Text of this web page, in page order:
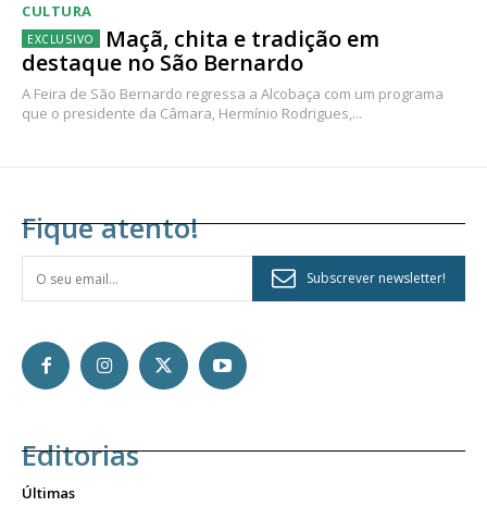
CULTURA
Maçã, chita e tradição em
destaque no São Bernardo
A Feira de São Bernardo regressa a Alcobaça com um programa
que o presidente da Câmara, Hermínio Rodrigues,...
Fique atento!
Subscrever newsletter!
Editorias
Últimas